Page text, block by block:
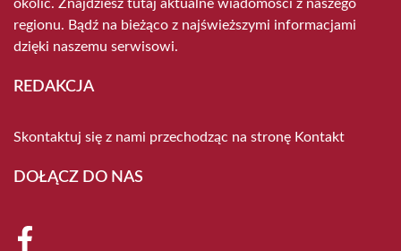
okolic. Znajdziesz tutaj aktualne wiadomości z naszego
regionu. Bądź na bieżąco z najświeższymi informacjami
dzięki naszemu serwisowi.
REDAKCJA
Skontaktuj się z nami przechodząc na stronę Kontakt
DOŁĄCZ DO NAS